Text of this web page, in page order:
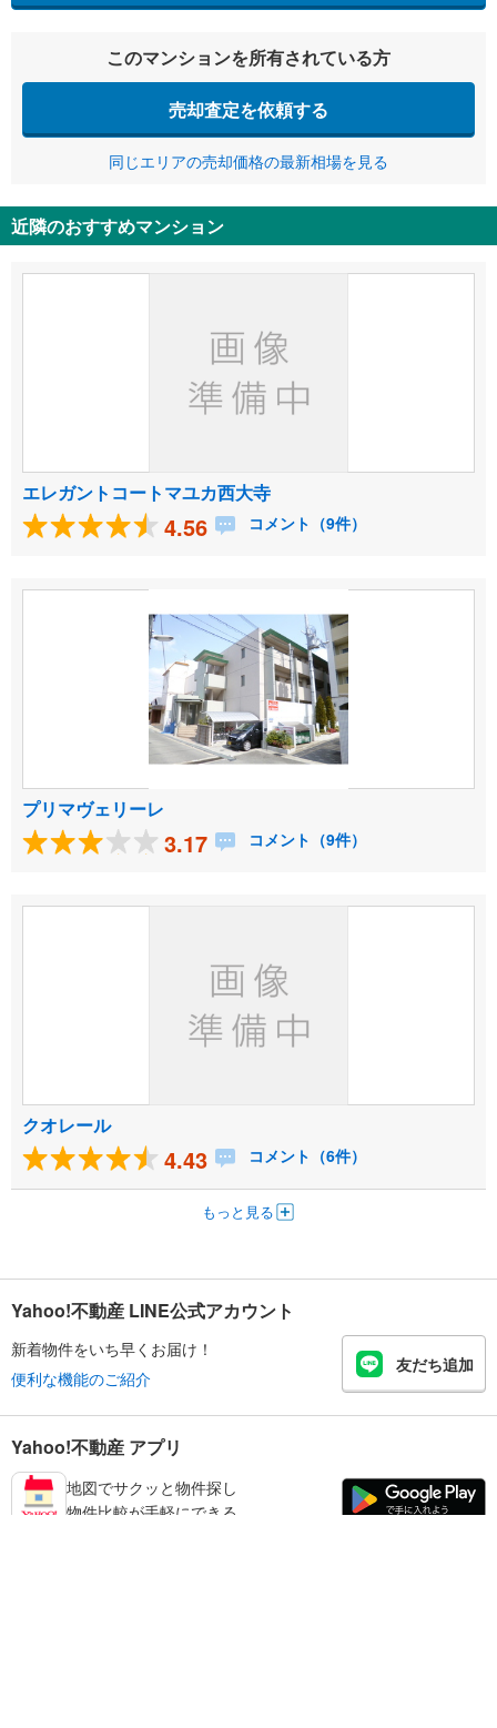
このマンションを所有されている方
売却査定を依頼する
同じエリアの売却価格の最新相場を見る
近隣のおすすめマンション
エレガントコートマユカ西大寺
4.56 コメント（9件）
プリマヴェリーレ
3.17 コメント（9件）
クオレール
4.43 コメント（6件）
もっと見る
Yahoo!不動産 LINE公式アカウント
新着物件をいち早くお届け！
便利な機能のご紹介
友だち追加
Yahoo!不動産 アプリ
地図でサクッと物件探し
物件比較が手軽にできる